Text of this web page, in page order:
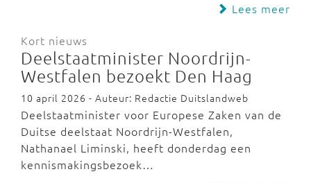
Lees meer
Kort nieuws
Deelstaatminister Noordrijn-
Westfalen bezoekt Den Haag
10 april 2026 - Auteur: Redactie Duitslandweb
Deelstaatminister voor Europese Zaken van de
Duitse deelstaat Noordrijn-Westfalen,
Nathanael Liminski, heeft donderdag een
kennismakingsbezoek…